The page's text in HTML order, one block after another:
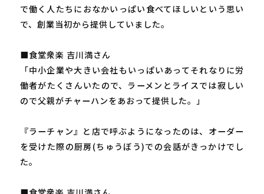
で働く人たちにおなかいっぱい食べてほしいという思い
で、創業当初から提供していました。
■食堂衆楽 吉川満さん
「中小企業や大きい会社もいっぱいあってそれなりに労
働者がたくさんいたので、ラーメンとライスでは寂しい
ので父親がチャーハンをあおって提供した。」
『ラーチャン』と店で呼ぶようになったのは、オーダー
を受けた際の厨房(ちゅうぼう)での会話がきっかけでし
た。